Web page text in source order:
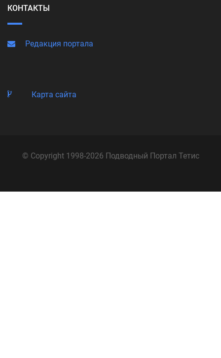
КОНТАКТЫ
Редакция портала
Карта сайта
© Copyright 1998-2026 Подводный Портал Тетис